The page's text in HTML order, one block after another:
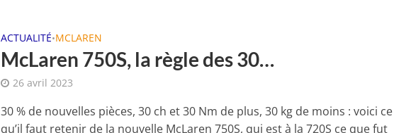
ACTUALITÉ•MCLAREN
McLaren 750S, la règle des 30…
26 avril 2023
30 % de nouvelles pièces, 30 ch et 30 Nm de plus, 30 kg de moins : voici ce
qu’il faut retenir de la nouvelle McLaren 750S, qui est à la 720S ce que fut